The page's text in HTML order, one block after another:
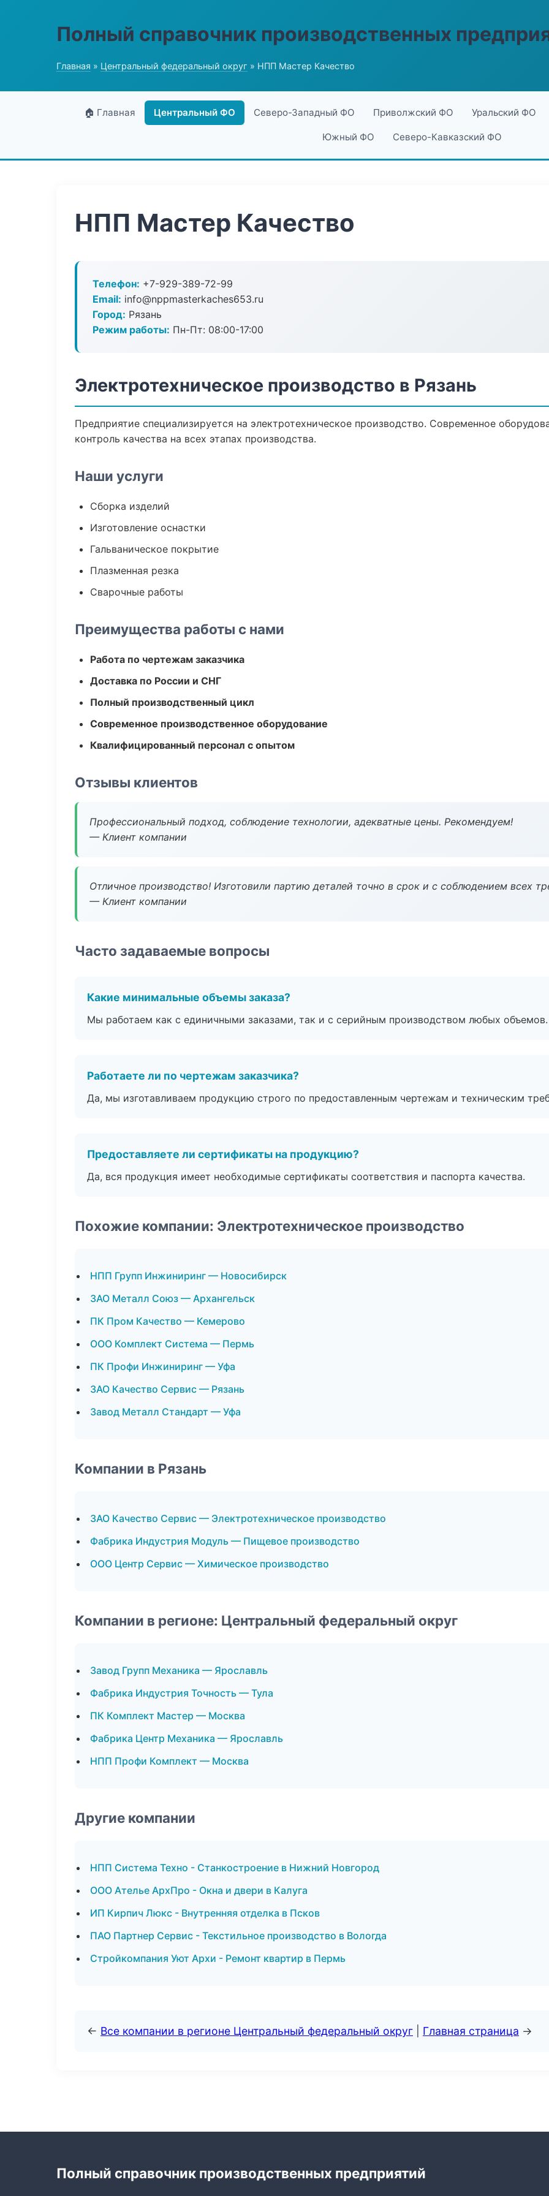
Полный справочник производственных
Главная » Центральный федеральный округ » НПП Мастер Качество
🏠 Главная Центральный ФО Северо-Западный ФО Приволжский ФО Уральский ФО
Южный ФО Северо-Кавказский ФО
НПП Мастер Качество
Телефон: +7-929-389-72-99
Email: info@nppmasterkaches653.ru
Город: Рязань
Режим работы: Пн-Пт: 08:00-17:00
Электротехническое производство в Рязань
Предприятие специализируется на электротехническое производство. Современное
контроль качества на всех этапах производства.
Наши услуги
Сборка изделий
Изготовление оснастки
Гальваническое покрытие
Плазменная резка
Сварочные работы
Преимущества работы с нами
Работа по чертежам заказчика
Доставка по России и СНГ
Полный производственный цикл
Современное производственное оборудование
Квалифицированный персонал с опытом
Отзывы клиентов
Профессиональный подход, соблюдение технологии, адекватные цены. Рекомендуем!
— Клиент компании
Отличное производство! Изготовили партию деталей точно в срок и с соблюдением всех
— Клиент компании
Часто задаваемые вопросы
Какие минимальные объемы заказа?
Мы работаем как с единичными заказами, так и с серийным производством любых объемов.
Работаете ли по чертежам заказчика?
Да, мы изготавливаем продукцию строго по предоставленным чертежам и техническим
Предоставляете ли сертификаты на продукцию?
Да, вся продукция имеет необходимые сертификаты соответствия и паспорта качества.
Похожие компании: Электротехническое производство
НПП Групп Инжиниринг — Новосибирск
ЗАО Металл Союз — Архангельск
ПК Пром Качество — Кемерово
ООО Комплект Система — Пермь
ПК Профи Инжиниринг — Уфа
ЗАО Качество Сервис — Рязань
Завод Металл Стандарт — Уфа
Компании в Рязань
ЗАО Качество Сервис — Электротехническое производство
Фабрика Индустрия Модуль — Пищевое производство
ООО Центр Сервис — Химическое производство
Компании в регионе: Центральный федеральный округ
Завод Групп Механика — Ярославль
Фабрика Индустрия Точность — Тула
ПК Комплект Мастер — Москва
Фабрика Центр Механика — Ярославль
НПП Профи Комплект — Москва
Другие компании
НПП Система Техно - Станкостроение в Нижний Новгород
ООО Ателье АрхПро - Окна и двери в Калуга
ИП Кирпич Люкс - Внутренняя отделка в Псков
ПАО Партнер Сервис - Текстильное производство в Вологда
Стройкомпания Уют Архи - Ремонт квартир в Пермь
← Все компании в регионе Центральный федеральный округ Главная страница →
Полный справочник производственных предприятий